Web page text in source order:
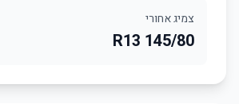
צמיג אחורי
145/80 R13